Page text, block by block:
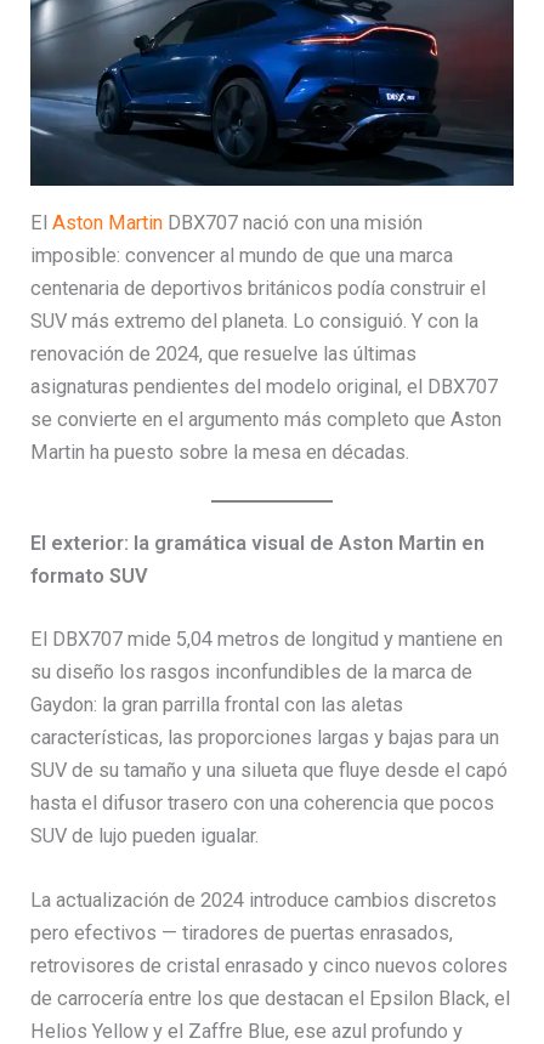
ElAston Martin DBX707 nació con una misión
imposible: convencer al mundo de que una marca
centenaria de deportivos británicos podía construir el
SUV más extremo del planeta. Lo consiguió. Y con la
renovación de 2024, que resuelve las últimas
asignaturas pendientes del modelo original, el DBX707
se convierte en el argumento más completo que Aston
Martin ha puesto sobre la mesa en décadas.
El exterior: la gramática visual de Aston Martin en
formato SUV
El DBX707 mide 5,04 metros de longitud y mantiene en
su diseño los rasgos inconfundibles de la marca de
Gaydon: la gran parrilla frontal con las aletas
características, las proporciones largas y bajas para un
SUV de su tamaño y una silueta que fluye desde el capó
hasta el difusor trasero con una coherencia que pocos
SUV de lujo pueden igualar.
La actualización de 2024 introduce cambios discretos
pero efectivos — tiradores de puertas enrasados,
retrovisores de cristal enrasado y cinco nuevos colores
de carrocería entre los que destacan el Epsilon Black, el
Helios Yellow y el Zaffre Blue, ese azul profundo y